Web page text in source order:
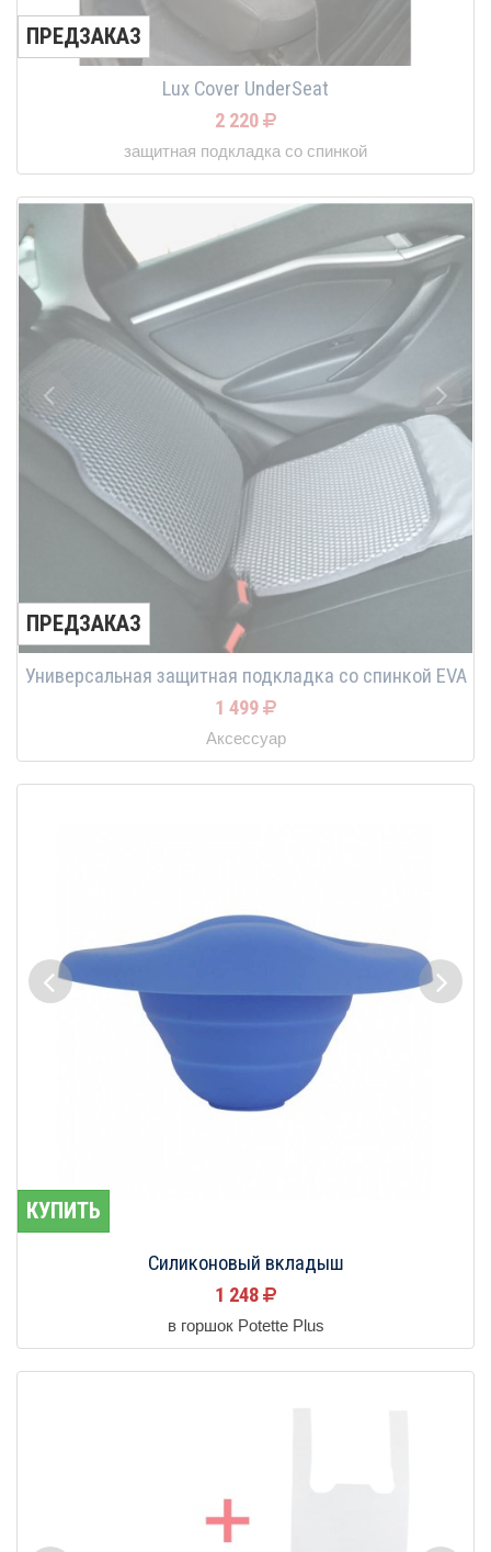
ПРЕДЗАКАЗ
Lux Cover UnderSeat
2 220
защитная подкладка со спинкой
ПРЕДЗАКАЗ
Универсальная защитная подкладка со спинкой EVA
1 499
Аксессуар
КУПИТЬ
Силиконовый вкладыш
1 248
в горшок Potette Plus